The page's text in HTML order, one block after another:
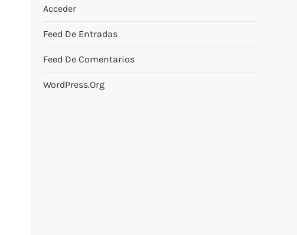
Acceder
Feed De Entradas
Feed De Comentarios
WordPress.org